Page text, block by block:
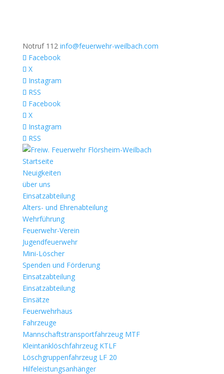
Notruf 112 info@feuerwehr-weilbach.com
Facebook
X
Instagram
RSS
Facebook
X
Instagram
RSS
Startseite
Neuigkeiten
über uns
Einsatzabteilung
Alters- und Ehrenabteilung
Wehrführung
Feuerwehr-Verein
Jugendfeuerwehr
Mini-Löscher
Spenden und Förderung
Einsatzabteilung
Einsatzabteilung
Einsätze
Feuerwehrhaus
Fahrzeuge
Mannschaftstransportfahrzeug MTF
Kleintanklöschfahrzeug KTLF
Löschgruppenfahrzeug LF 20
Hilfeleistungsanhänger